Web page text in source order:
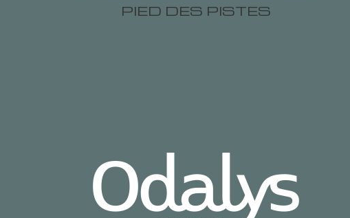
PIED DES PISTES